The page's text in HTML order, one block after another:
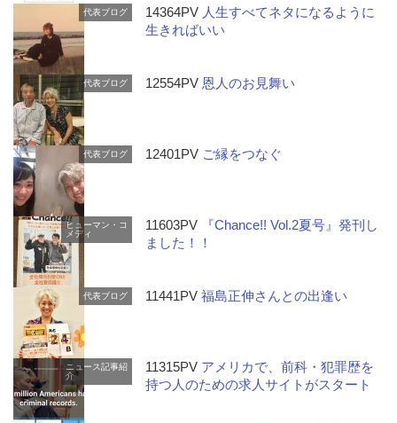
代表ブログ 14364PV 人生すべてネタになるように
生きればいい
代表ブログ 12554PV 恩人のお見舞い
代表ブログ 12401PV ご縁をつなぐ
ヒューマン・コ
メディ
11603PV
『Chance!! Vol.2夏号』発刊し
ました！！
代表ブログ 11441PV福島正伸さんとの出逢い
ニュース記事紹
介
11315PV アメリカで、前科・犯罪歴を
持つ人のための求人サイトがスタート